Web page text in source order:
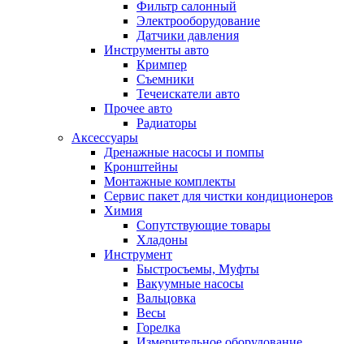
Фильтр салонный
Электрооборудование
Датчики давления
Инструменты авто
Кримпер
Съемники
Течеискатели авто
Прочее авто
Радиаторы
Аксессуары
Дренажные насосы и помпы
Кронштейны
Монтажные комплекты
Сервис пакет для чистки кондиционеров
Химия
Сопутствующие товары
Хладоны
Инструмент
Быстросъемы, Муфты
Вакуумные насосы
Вальцовка
Весы
Горелка